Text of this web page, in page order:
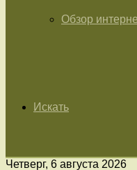
Обзор
Искать
Четверг, 6 августа 2026